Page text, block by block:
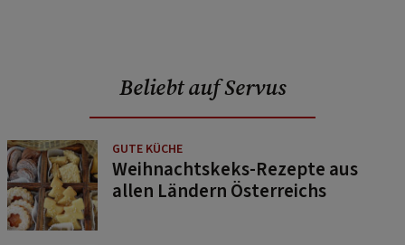
Beliebt auf Servus
GUTE KÜCHE
Weihnachtskeks-Rezepte aus
allen Ländern Österreichs